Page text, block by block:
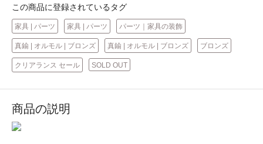
この商品に登録されているタグ
家具 | パーツ 家具 | パーツ パーツ｜家具の装飾
真鍮 | オルモル | ブロンズ 真鍮 | オルモル | ブロンズ ブロンズ
クリアランス セール SOLD OUT
商品の説明